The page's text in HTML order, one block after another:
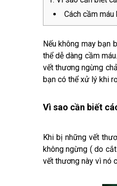
Cách cầm
Nếu không may bạn
thể dễ dàng cầm
vết thương ngừng
bạn có thể xử lý khi
Vì sao cần biết
Khi bị những vết
không ngừng ( do
vết thương này vì nó